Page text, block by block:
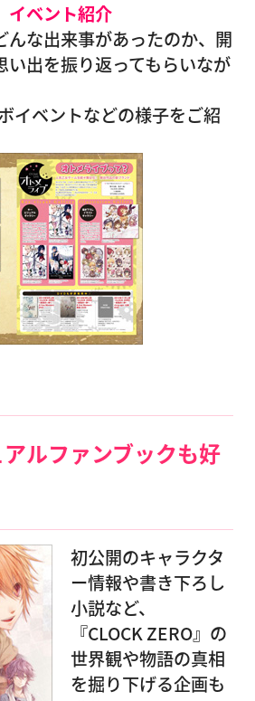
イベント紹介
んな出来事があったのか、開
い出を振り返ってもらいなが
イベントなどの様子をご紹
ルファンブックも好
初公開のキャラクタ
ー情報や書き下ろし
小説など、
『CLOCK ZERO』の
世界観や物語の真相
を掘り下げる企画も